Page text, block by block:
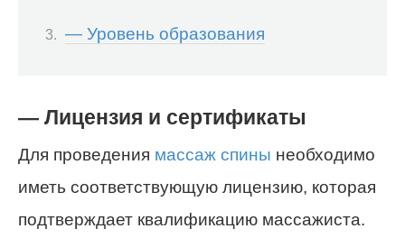
— Уровень образования
— Лицензия и сертификаты
Для проведения массаж спины необходимо
иметь соответствующую лицензию, которая
подтверждает квалификацию массажиста.